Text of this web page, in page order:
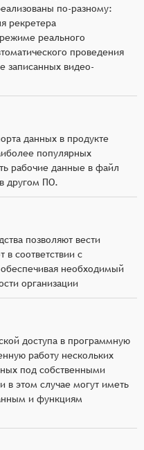
по-разному:
рекретера
реального
проведения
записанных видео-
данных в продукте
популярных
рабочие данные в файл
другом ПО.
позволяют вести
в соответствии с
необходимый
организации
доступа в программную
работу нескольких
под собственными
в этом случае могут иметь
и функциям